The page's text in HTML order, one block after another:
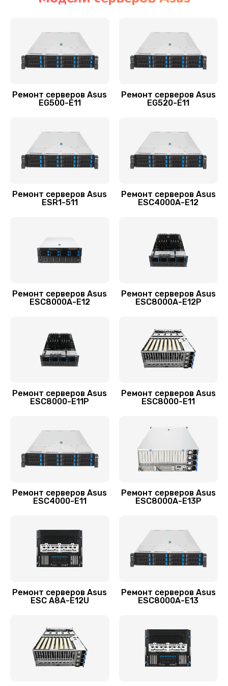
Заказать
4500 руб.
Ремонт блока питания
1200 руб.
Настройка оборудования
Ремонт материнской платы
Заказать
2560 руб.
Установка/Настройка RAID-массива, SCSI
контроллера
1440 руб.
Восстановление загрузчика BIOS
Ремонт серверов Asus
EG500-E11
Ремонт серверов Asus
EG520-E11
Ремонт серверов Asus
ESR1-511
Ремонт серверов Asus
ESC4000A-E12
Ремонт серверов Asus
ESC8000A-E12
Ремонт серверов Asus
ESC8000A-E12P
Ремонт серверов Asus
ESC8000-E11P
Ремонт серверов Asus
ESC8000-E11
Ремонт серверов Asus
ESC4000-E11
Ремонт серверов Asus
ESC8000A-E13P
Ремонт серверов Asus
ESC A8A-E12U
Ремонт серверов Asus
ESC8000A-E13